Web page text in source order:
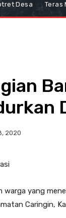
Desa Teras
2020
warga yang
Caringin,